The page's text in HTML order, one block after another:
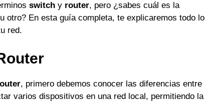
switch y router, pero ¿sabes cuál es la
otro? En esta guía completa, te explicaremos todo lo
red.
, primero debemos conocer las diferencias entre
varios dispositivos en una red local, permitiendo la